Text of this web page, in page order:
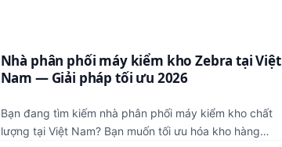
Nhà phân phối máy kiểm kho Zebra tại Việt
Nam — Giải pháp tối ưu 2026
Bạn đang tìm kiếm nhà phân phối máy kiểm kho chất
lượng tại Việt Nam? Bạn muốn tối ưu hóa kho hàng